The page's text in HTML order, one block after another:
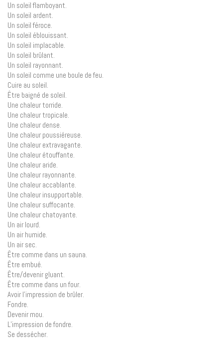
Un soleil flamboyant.
Un soleil ardent.
Un soleil féroce.
Un soleil éblouissant.
Un soleil implacable.
Un soleil brûlant.
Un soleil rayonnant.
Un soleil comme une boule de feu.
Cuire au soleil.
Être baigné de soleil.
Une chaleur torride.
Une chaleur tropicale.
Une chaleur dense.
Une chaleur poussiéreuse.
Une chaleur extravagante.
Une chaleur étouffante.
Une chaleur aride.
Une chaleur rayonnante.
Une chaleur accablante.
Une chaleur insupportable.
Une chaleur suffocante.
Une chaleur chatoyante.
Un air lourd.
Un air humide.
Un air sec.
Être comme dans un sauna.
Être embué.
Être/devenir gluant.
Être comme dans un four.
Avoir l’impression de brûler.
Fondre.
Devenir mou.
L’impression de fondre.
Se dessécher.